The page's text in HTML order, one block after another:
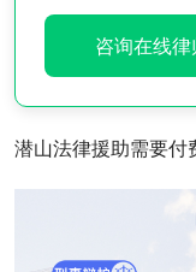
咨询在线律
潜山法律援助需要付